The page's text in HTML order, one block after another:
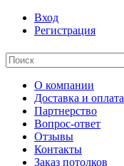
Вход
Регистрация
О компании
Доставка и оплата
Партнерство
Вопрос-ответ
Отзывы
Контакты
Заказ потолков